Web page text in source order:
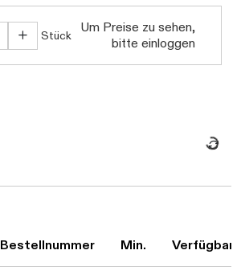
Stück
Um Preise zu sehen,
bitte einloggen
Bestellnummer Min.